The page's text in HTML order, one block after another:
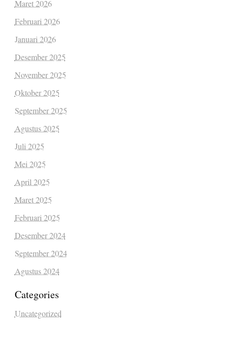
Maret 2026
Februari 2026
Januari 2026
Desember 2025
November 2025
Oktober 2025
September 2025
Agustus 2025
Juli 2025
Mei 2025
April 2025
Maret 2025
Februari 2025
Desember 2024
September 2024
Agustus 2024
Categories
Uncategorized